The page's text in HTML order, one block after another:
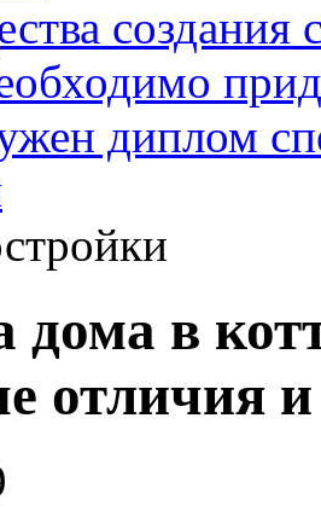
создания
диплом
дома в
отличия